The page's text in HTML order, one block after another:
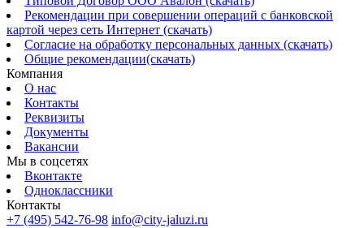
Рекомендации при совершении операций с банковской
картой через сеть Интернет (скачать)
Согласие на обработку персональных данных (скачать)
Общие рекомендации(скачать)
Компания
О нас
Контакты
Реквизиты
Документы
Вакансии
Мы в соцсетях
Вконтакте
Одноклассники
Контакты
+7 (495) 542-76-98 info@city-jaluzi.ru